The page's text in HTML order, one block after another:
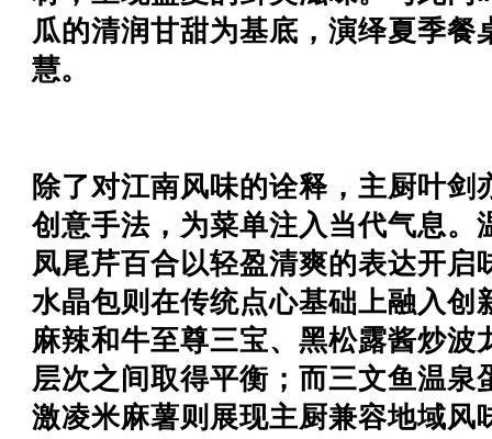
瓜的清润甘甜为基底，演绎夏季餐
慧。
除了对江南风味的诠释，主厨叶
创意手法，为菜单注入当代气息。
凤尾芹百合以轻盈清爽的表达开启
水晶包则在传统点心基础上融入创
麻辣和牛至尊三宝、黑松露酱炒波
层次之间取得平衡；而三文鱼温泉
激凌米麻薯则展现主厨兼容地域风